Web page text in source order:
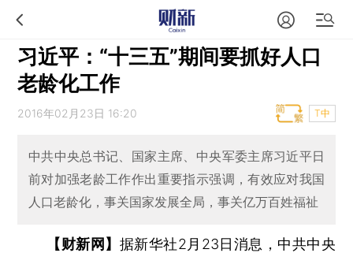
习近平：“十三五”期间要抓好人口
老龄化工作
2016年02月23日 16:20 T中
中共中央总书记、国家主席、中央军委主席习近平日
前对加强老龄工作作出重要指示强调，有效应对我国
人口老龄化，事关国家发展全局，事关亿万百姓福祉
【财新网】 据新华社2月23日消息，中共中央